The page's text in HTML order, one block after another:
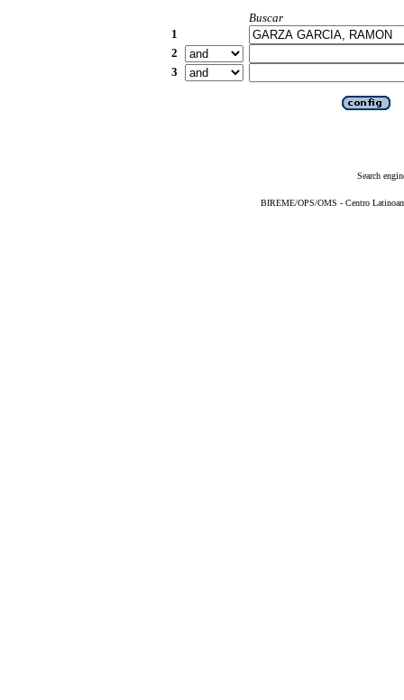
Buscar
1
2
3
Search
BIREME/OPS/OMS - Centro